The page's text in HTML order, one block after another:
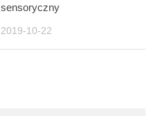
sensoryczny
2019-10-22